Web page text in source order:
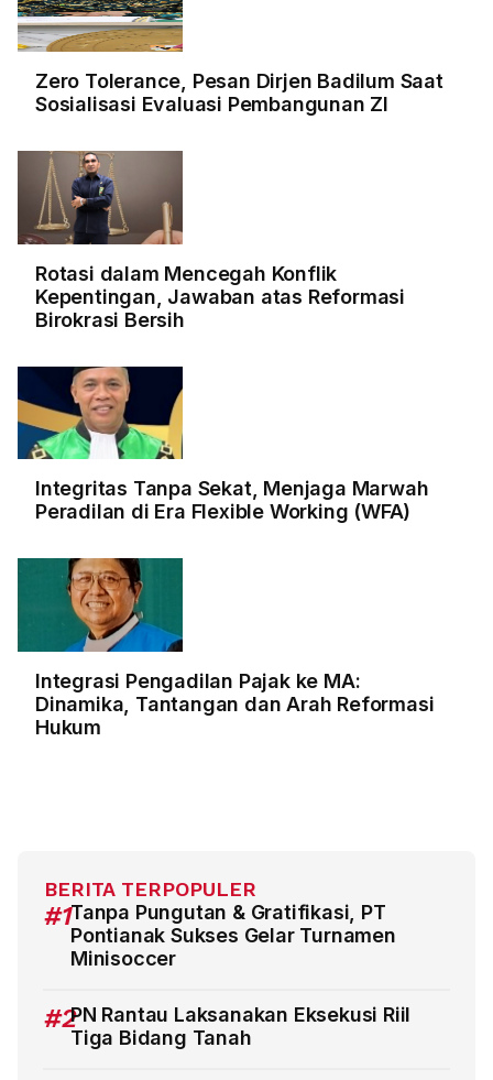
Zero Tolerance, Pesan Dirjen Badilum Saat
Sosialisasi Evaluasi Pembangunan ZI
Rotasi dalam Mencegah Konflik
Kepentingan, Jawaban atas Reformasi
Birokrasi Bersih
Integritas Tanpa Sekat, Menjaga Marwah
Peradilan di Era Flexible Working (WFA)
Integrasi Pengadilan Pajak ke MA:
Dinamika, Tantangan dan Arah Reformasi
Hukum
BERITA TERPOPULER
#1Tanpa Pungutan & Gratifikasi, PT
Pontianak Sukses Gelar Turnamen
Minisoccer
#2PN Rantau Laksanakan Eksekusi Riil
Tiga Bidang Tanah